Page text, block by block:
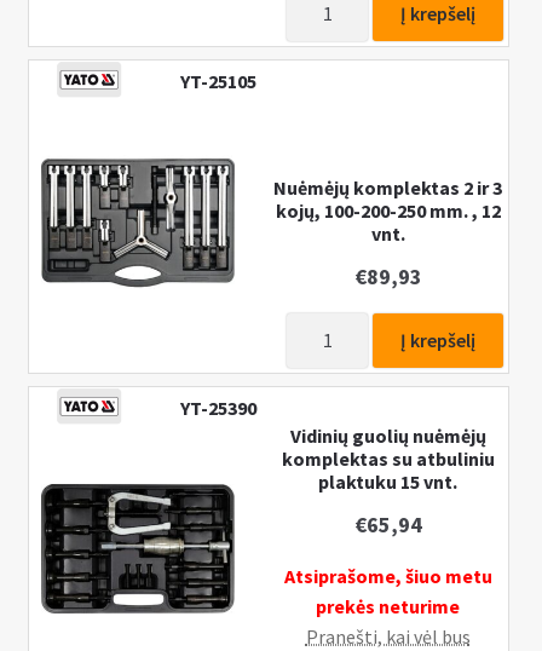
Nuėmėjų
kojelės,
14
Į krepšelį
YT-25105
Nuėmėjų komplektas 2 ir 3
kojų, 100-200-250 mm. , 12
vnt.
€89,93
Nuėmėjų
2
100-
200-
250
Į krepšelį
YT-25390
Vidinių guolių nuėmėjų
komplektas su atbuliniu
plaktuku 15 vnt.
€65,94
Atsiprašome, šiuo metu
prekės neturime
Pranešti, kai vėl bus